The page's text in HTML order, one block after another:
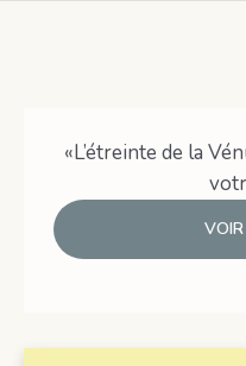
«L’étreinte de la